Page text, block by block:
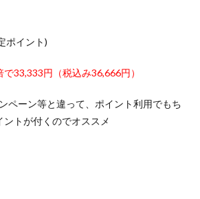
ポイント)
33,333円（税込み36,666円）
ペーン等と違って、ポイント利用でもち
トが付くのでオススメ